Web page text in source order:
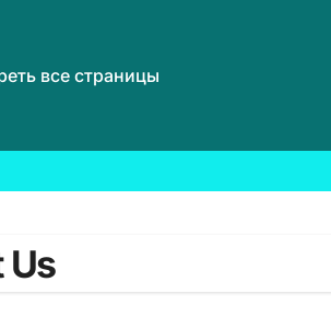
все страницы
Us